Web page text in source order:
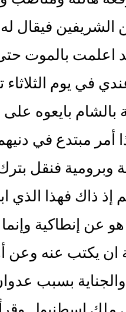
الشريفين فيقال
اعلمت بالموت
في يوم
بالشام بايعوه
أمر مبتدع في
وبرومية فنقل
إذ ذاك فهذا
عن إنطاكية
ان يكتب عنه
والجناية بسبب